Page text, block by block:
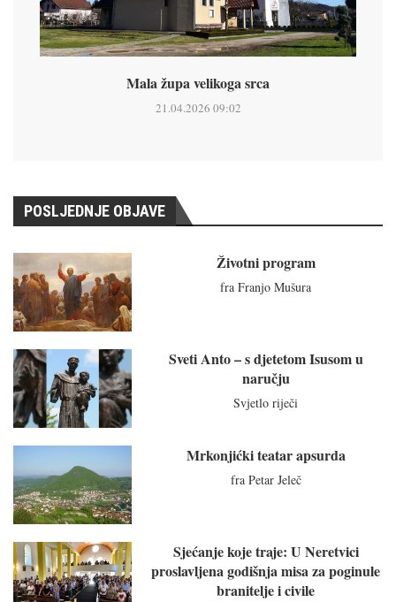
Mala župa velikoga srca
21.04.2026 09:02
POSLJEDNJE OBJAVE
Životni program
fra Franjo Mušura
Sveti Anto – s djetetom Isusom u
naručju
Svjetlo riječi
Mrkonjićki teatar apsurda
fra Petar Jeleč
Sjećanje koje traje: U Neretvici
proslavljena godišnja misa za poginule
branitelje i civile